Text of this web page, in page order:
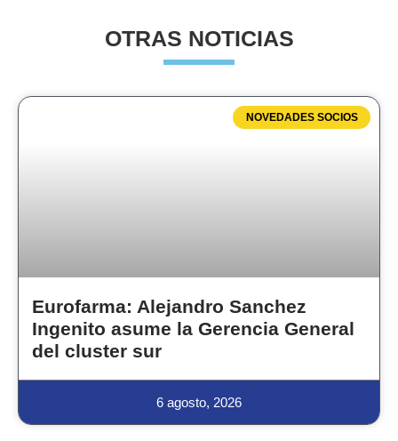
OTRAS NOTICIAS
NOVEDADES SOCIOS
Eurofarma: Alejandro Sanchez
Ingenito asume la Gerencia General
del cluster sur
6 agosto, 2026